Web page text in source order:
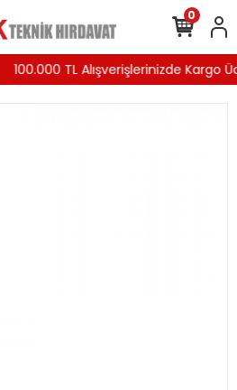
100.000 TL Alışverişlerinizde Kargo
0